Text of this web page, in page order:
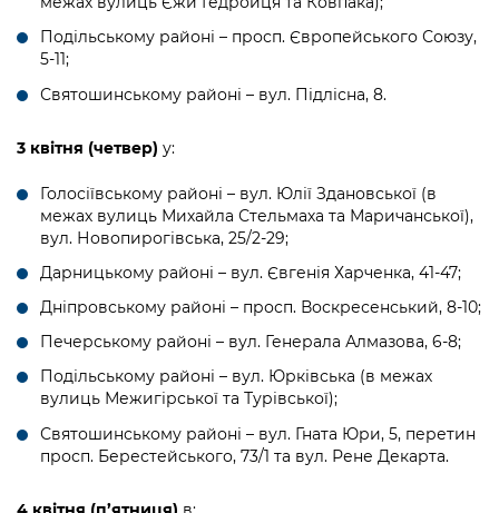
Подільському районі – просп. Європейського Союзу,
5-11;
Святошинському районі – вул. Підлісна, 8.
3 квітня (четвер) у:
Голосіївському районі – вул. Юлії Здановської (в
межах вулиць Михайла Стельмаха та Маричанської),
вул. Новопирогівська, 25/2-29;
Дарницькому районі – вул. Євгенія Харченка, 41-47;
Дніпровському районі – просп. Воскресенський, 8-10;
Печерському районі – вул. Генерала Алмазова, 6-8;
Подільському районі – вул. Юрківська (в межах
вулиць Межигірської та Турівської);
Святошинському районі – вул. Гната Юри, 5, перетин
просп. Берестейського, 73/1 та вул. Рене Декарта.